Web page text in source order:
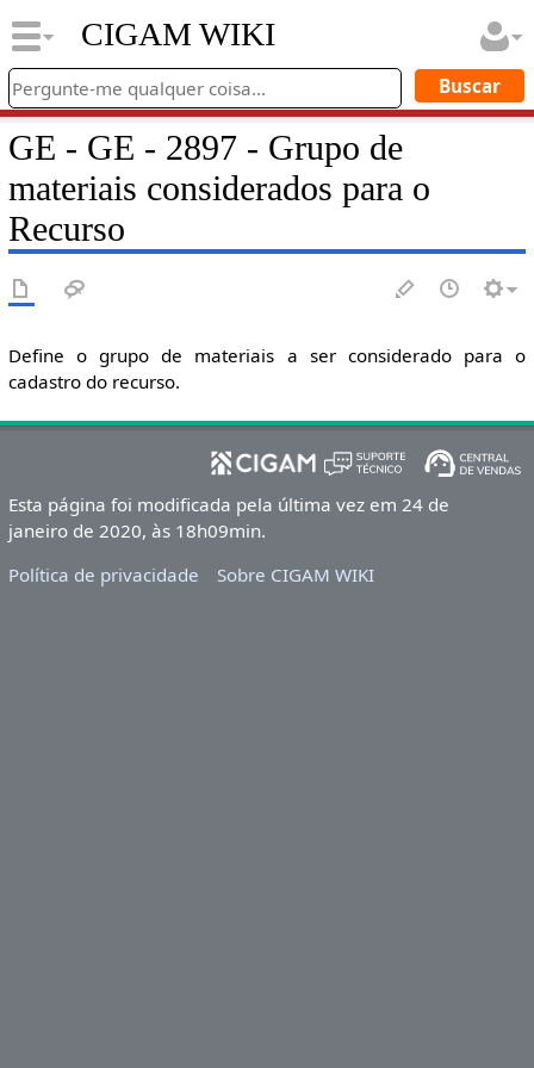
CIGAM WIKI
GE - GE - 2897 - Grupo de
materiais considerados para o
Recurso
Define o grupo de materiais a ser considerado para o
cadastro do recurso.
Esta página foi modificada pela última vez em 24 de
janeiro de 2020, às 18h09min.
Política de privacidade
Sobre CIGAM WIKI